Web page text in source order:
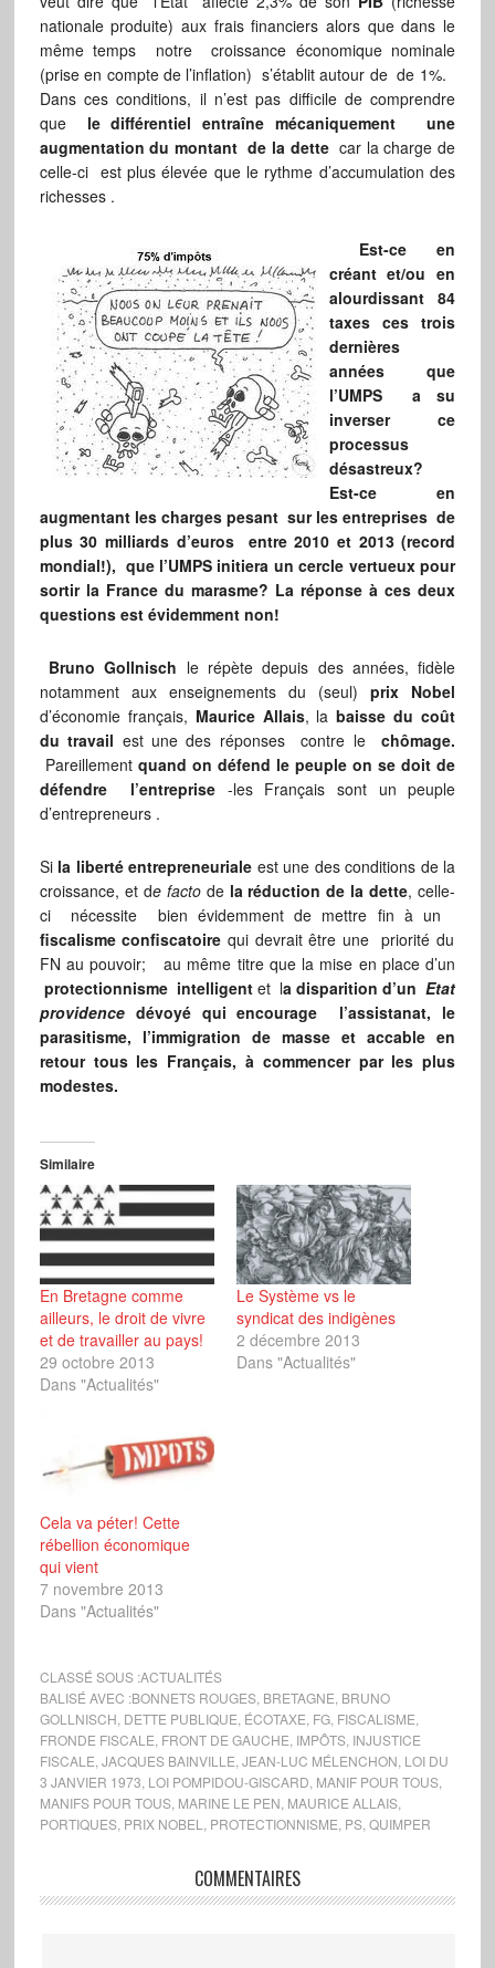
nationale produite) aux frais financiers alors que dans le
même temps notre croissance économique nominale
(prise en compte de l’inflation) s’établit autour de de 1%.
Dans ces conditions, il n’est pas difficile de comprendre
que le différentiel entraîne mécaniquement une
augmentation du montant de la dettecar la charge de
celle-ci est plus élevée que le rythme d’accumulation des
richesses .
Est-ce en
créant et/ou en
alourdissant 84
taxes ces trois
dernières
années que
l’UMPS a su
inverser ce
processus
désastreux?
Est-ce en
augmentant les charges pesant sur les entreprises de
plus 30 milliards d’euros entre 2010 et 2013 (record
mondial!), que l’UMPS initiera un cercle vertueux pour
sortir la France du marasme? La réponse à ces deux
questions est évidemment non!
Bruno Gollnisch le répète depuis des années, fidèle
notamment aux enseignements du (seul)prix Nobel
d’économie français, Maurice Allais, labaisse du coût
du travail est une des réponses contre le
chômage.
Pareillement quand on défend le peuple on se doit de
défendre l’entreprise -les Français sont un peuple
d’entrepreneurs .
Si la liberté entrepreneuriale est une des conditions de la
croissance, et de factode la réduction de la dette, celle-
ci nécessite bien évidemment de mettre fin à un
fiscalisme confiscatoire qui devrait être une priorité du
FN au pouvoir; au même titre que la mise en place d’un
protectionnisme intelligent et la disparition d’unEtat
providencedévoyé qui encourage l’assistanat, le
parasitisme, l’immigration de masse et accable en
retour tous les Français, à commencer par les plus
modestes.
Similaire
En Bretagne comme
ailleurs, le droit de vivre
et de travailler au pays!
29 octobre 2013
Dans "Actualités"
Le Système vs le
syndicat des indigènes
2 décembre 2013
Dans "Actualités"
Cela va péter! Cette
rébellion économique
qui vient
7 novembre 2013
Dans "Actualités"
CLASSÉ SOUS :ACTUALITÉS
BALISÉ AVEC :BONNETS ROUGES, BRETAGNE BRUNO
GOLLNISCH DETTE PUBLIQUE ÉCOTAXE FG, FISCALISME
FRONDE FISCALE FRONT DE GAUCHE IMPÔTS, INJUSTICE
FISCALE JACQUES BAINVILLE JEAN-LUC MÉLENCHON LOI DU
3 JANVIER 1973 LOI POMPIDOU-GISCARD MANIF POUR TOUS,
MANIFS POUR TOUS, MARINE LE PEN MAURICE ALLAIS,
PORTIQUES, PRIX NOBEL PROTECTIONNISME PS, QUIMPER
COMMENTAIRES